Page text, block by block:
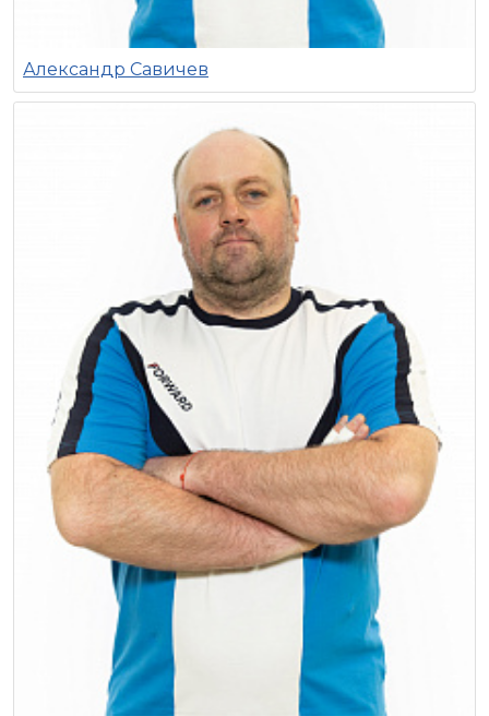
Александр Савичев